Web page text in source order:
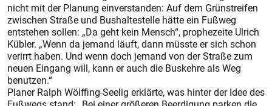
nicht mit der Planung einverstanden: Auf dem Grünstreifen
zwischen Straße und Bushaltestelle hätte ein Fußweg
entstehen sollen: „Da geht kein Mensch“, prophezeite Ulrich
Kübler. „Wenn da jemand läuft, dann müsste er sich schon
verirrt haben. Und wenn doch jemand von der Straße zum
neuen Eingang will, kann er auch die Buskehre als Weg
benutzen.“
Planer Ralph Wölffing-Seelig erklärte, was hinter der Idee des